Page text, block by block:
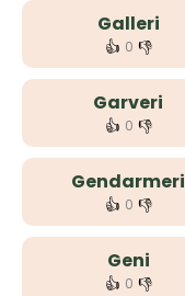
Galleri
👍 0 👎
Garveri
👍 0 👎
Gendarmeri
👍 0 👎
Geni
👍 0 👎